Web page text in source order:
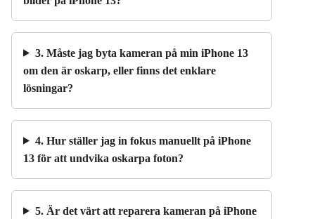
3. Måste jag byta kameran på min iPhone 13
om den är oskarp, eller finns det enklare
lösningar?
4. Hur ställer jag in fokus manuellt på iPhone
13 för att undvika oskarpa foton?
5. Är det värt att reparera kameran på iPhone